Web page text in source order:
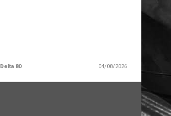
Delta 80 04/08/2026